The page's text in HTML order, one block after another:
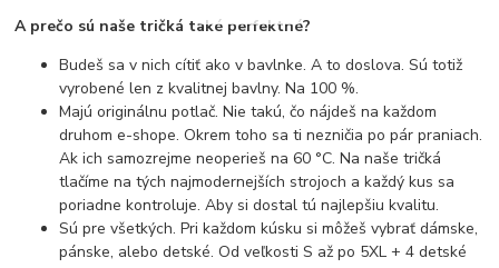
A prečo sú naše tričká také perfektné?
Budeš sa v nich cítiť ako v bavlnke. A to doslova. Sú totiž
vyrobené len z kvalitnej bavlny. Na 100 %.
Majú originálnu potlač. Nie takú, čo nájdeš na každom
druhom e-shope. Okrem toho sa ti nezničia po pár praniach.
Ak ich samozrejme neoperieš na 60 °C. Na naše tričká
tlačíme na tých najmodernejších strojoch a každý kus sa
poriadne kontroluje. Aby si dostal tú najlepšiu kvalitu.
Sú pre všetkých. Pri každom kúsku si môžeš vybrať dámske,
pánske, alebo detské. Od veľkosti S až po 5XL + 4 detské